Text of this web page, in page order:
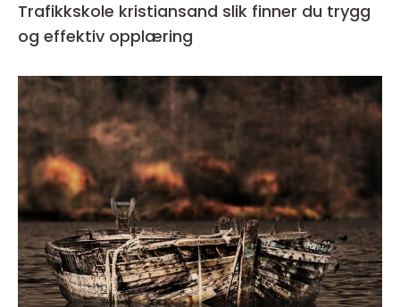
Trafikkskole kristiansand slik finner du trygg
og effektiv opplæring